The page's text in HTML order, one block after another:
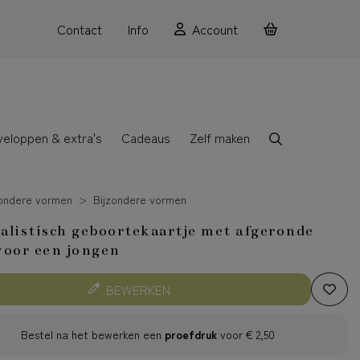
Contact Info Account
& extra's Cadeaus Zelf maken
vormen Bijzondere vormen
geboortekaartje met afgeronde
een jongen
BEWERKEN
Bestel na het bewerken een proefdruk voor€ 2,50